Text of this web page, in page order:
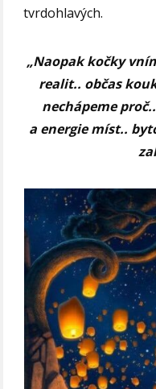
tvrdohlavých.
„Naopak kočky
realit.. občas
nechápeme
a energie míst..